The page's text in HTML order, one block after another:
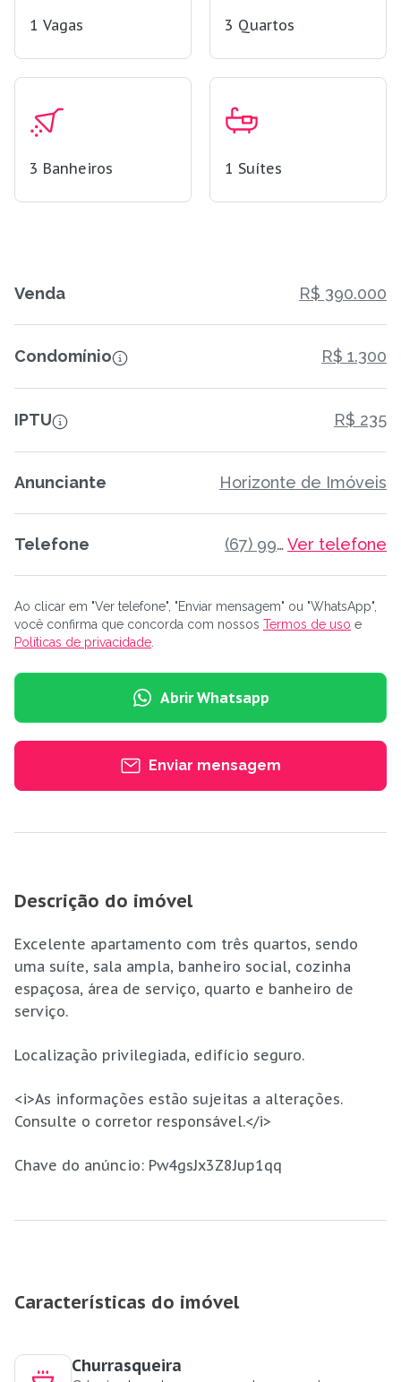
1 Vagas 3 Quartos
3 Banheiros 1 Suítes
Venda R$ 390.000
Condomínio R$ 1.300
IPTU R$ 235
Anunciante Horizonte de Imóveis
Telefone (67) 99173-8849Ver telefone
Ao clicar em "Ver telefone", "Enviar mensagem" ou "WhatsApp",
você confirma que concorda com nossos Termos de uso e
Políticas de privacidade
Abrir Whatsapp
Enviar mensagem
Descrição do imóvel
Excelente apartamento com três quartos, sendo
uma suíte, sala ampla, banheiro social, cozinha
espaçosa, área de serviço, quarto e banheiro de
serviço.
Localização privilegiada, edifício seguro.
<i>As informações estão sujeitas a alterações.
Consulte o corretor responsável.</i>
Chave do anúncio: Pw4gsJx3Z8Jup1qq
Características do imóvel
Churrasqueira